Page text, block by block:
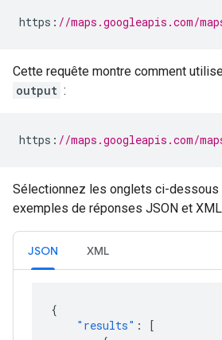
https : //maps.googleapis.com/
Cette requête montre comment
output :
https : //maps.googleapis.com/
Sélectionnez les onglets ci-dessous
exemples de réponses JSON et
JSON XML
{
"results" :
[